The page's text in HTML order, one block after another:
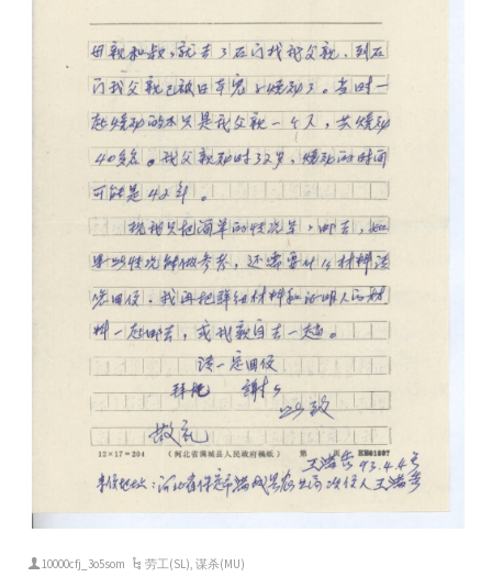
10000cfj_3o5som 劳工(SL),谋杀(MU)